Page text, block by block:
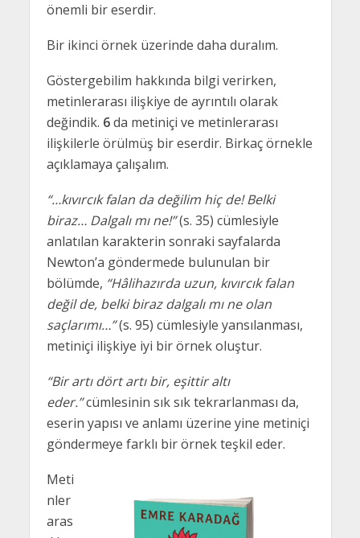
önemli bir eserdir.
Bir ikinci örnek üzerinde daha duralım.
Göstergebilim hakkında bilgi verirken,
metinlerarası ilişkiye de ayrıntılı olarak
değindik. 6da metiniçi ve metinlerarası
ilişkilerle örülmüş bir eserdir. Birkaç örnekle
açıklamaya çalışalım.
“…kıvırcık falan da değilim hiç de! Belki
biraz… Dalgalı mı ne!”(s. 35) cümlesiyle
anlatılan karakterin sonraki sayfalarda
Newton’a göndermede bulunulan bir
bölümde, “Hâlihazırda uzun, kıvırcık falan
değil de, belki biraz dalgalı mı ne olan
saçlarımı…”(s. 95) cümlesiyle yansılanması,
metiniçi ilişkiye iyi bir örnek oluştur.
“Bir artı dört artı bir, eşittir altı
eder.”cümlesinin sık sık tekrarlanması da,
eserin yapısı ve anlamı üzerine yine metiniçi
göndermeye farklı bir örnek teşkil eder.
Meti
nler
aras